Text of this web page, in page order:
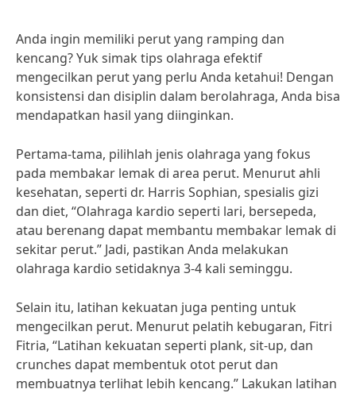
Anda ingin memiliki perut yang ramping dan
kencang? Yuk simak tips olahraga efektif
mengecilkan perut yang perlu Anda ketahui! Dengan
konsistensi dan disiplin dalam berolahraga, Anda bisa
mendapatkan hasil yang diinginkan.
Pertama-tama, pilihlah jenis olahraga yang fokus
pada membakar lemak di area perut. Menurut ahli
kesehatan, seperti dr. Harris Sophian, spesialis gizi
dan diet, “Olahraga kardio seperti lari, bersepeda,
atau berenang dapat membantu membakar lemak di
sekitar perut.” Jadi, pastikan Anda melakukan
olahraga kardio setidaknya 3-4 kali seminggu.
Selain itu, latihan kekuatan juga penting untuk
mengecilkan perut. Menurut pelatih kebugaran, Fitri
Fitria, “Latihan kekuatan seperti plank, sit-up, dan
crunches dapat membentuk otot perut dan
membuatnya terlihat lebih kencang.” Lakukan latihan